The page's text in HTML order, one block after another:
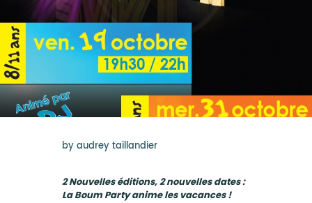
byaudrey taillandier
2 Nouvelles éditions, 2 nouvelles dates :
La Boum Party anime les vacances !